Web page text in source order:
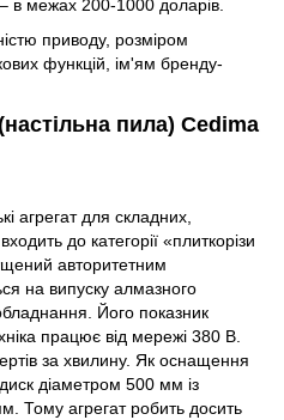
– в межах 200-1000 доларів.
приводу, розміром
функцій, ім'ям бренду-
пила) Cedima
агрегат для складних,
до категорії «плиткорізи
авторитетним
на випуску алмазного
Його показник
працює від мережі 380 В.
за хвилину. Як оснащення
діаметром 500 мм із
Тому агрегат робить досить